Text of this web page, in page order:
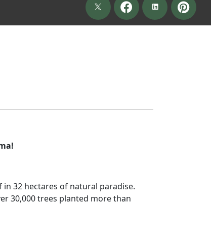
in 32 hectares of natural paradise.
30,000 trees planted more than